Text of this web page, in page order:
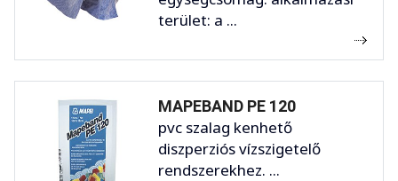
terület: a ...
MAPEBAND PE 120
pvc szalag kenhető
diszperziós vízszigetelő
rendszerekhez. ...